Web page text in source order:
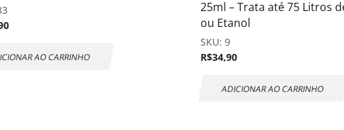
AO CARRINHO
25ml – Trata até 75 Litros
ou Etanol
SKU: 9
R$34,90
ADICIONAR AO CARRINHO